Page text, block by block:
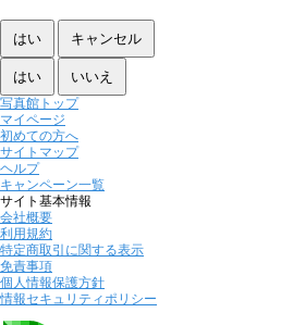
写真館トップ
マイページ
初めての方へ
サイトマップ
ヘルプ
キャンペーン一覧
サイト基本情報
会社概要
利用規約
特定商取引に関する表示
免責事項
個人情報保護方針
情報セキュリティポリシー